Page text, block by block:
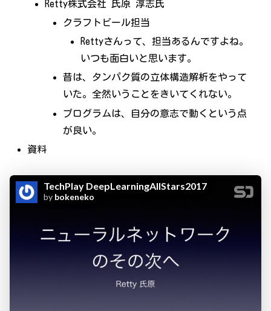
Retty株式会社 氏原 淳志氏
クラフトビール担当
Rettyさんって、担当あるんですよね。
いつも面白いと思います。
昔は、タンパク質の立体構造解析をやって
いた。全然いうことをきいてくれない。
プログラムは、自分の意志で動くという点
が良い。
資料